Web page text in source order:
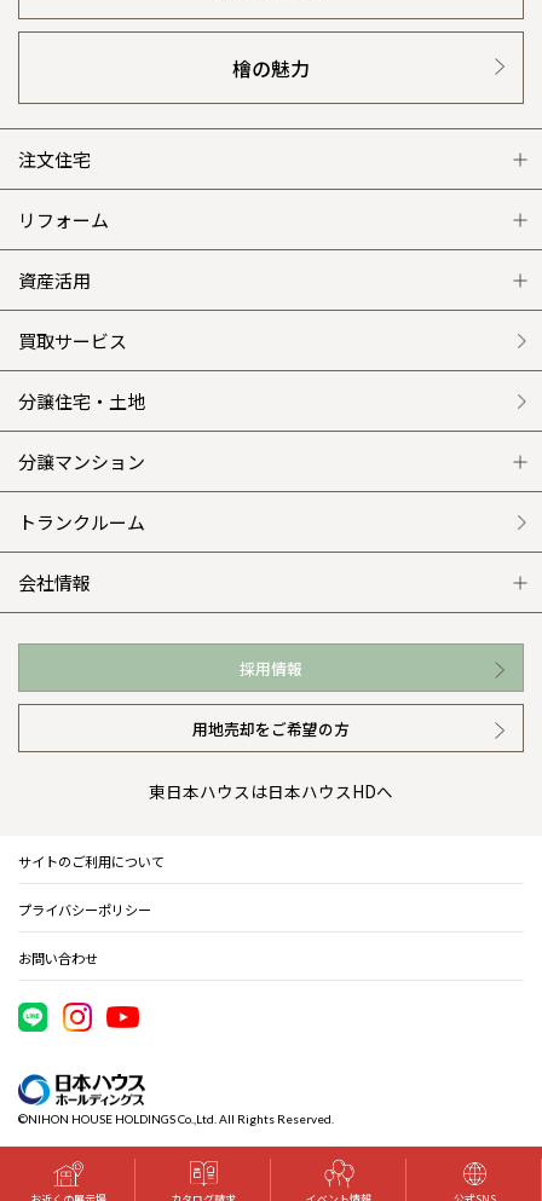
檜の魅力
注文住宅
注文住宅 トップ
グレートステージ
クレステージ
施工事例
平屋の家
外観・インテリア集
WEB住宅展示場
お近くの展示場
イベント情報
住まいのコラム
住まいのお手入れ集
リフォーム
リフォーム トップ
リフォームメニュー
選ばれる理由
リフォームの流れ
介護保険利用で快適リフォーム
カタログ請求（無料）
資産活用
資産活用 トップ
賃貸併用住宅のメリット
安心のサポートシステム
商品紹介
展示場案内
買取サービス
分譲住宅・土地
分譲マンション
分譲マンション トップ
ワザックとは
高い信頼性
安心の管理体制
トランクルーム
会社情報
会社情報 トップ
ニュースリリース
会社概要
事業部紹介
IR情報
木材調達指針
グループ会社紹介
採用情報
用地売却をご希望の方
東日本ハウスは日本ハウスHDへ
サイトのご利用について
プライバシーポリシー
お問い合わせ
©NIHON HOUSE HOLDINGS Co.,Ltd. All Rights Reserved.